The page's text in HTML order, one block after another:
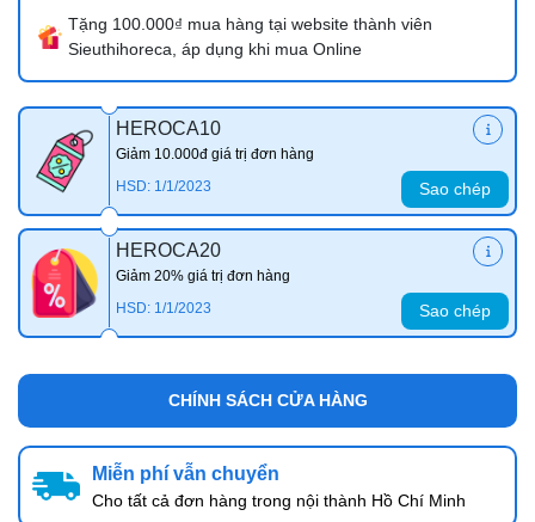
Tặng 100.000₫ mua hàng tại website thành viên
Sieuthihoreca, áp dụng khi mua Online
HEROCA10
Giảm 10.000đ giá trị đơn hàng
HSD: 1/1/2023
Sao chép
HEROCA20
Giảm 20% giá trị đơn hàng
HSD: 1/1/2023
Sao chép
CHÍNH SÁCH CỬA HÀNG
Miễn phí vẫn chuyển
Cho tất cả đơn hàng trong nội thành Hồ Chí Minh